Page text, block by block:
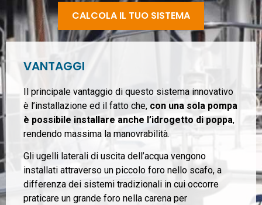
CALCOLA IL TUO SISTEMA
VANTAGGI
Il principale vantaggio di questo sistema innovativo
è l’installazione ed il fatto che, con una sola pompa
è possibile installare anche l’idrogetto di poppa,
rendendo massima la manovrabilità.
Gli ugelli laterali di uscita dell’acqua vengono
installati attraverso un piccolo foro nello scafo, a
differenza dei sistemi tradizionali in cui occorre
praticare un grande foro nella carena per